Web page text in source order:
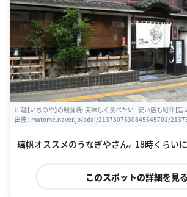
川越【いちのや】の鰻蒲焼: 美味しく食べたい : 安い店も紹介【旨
出典： matome.naver.jp/odai/2137307530845545701/
璃帆オススメのうなぎやさん。18時くらい
このスポットの詳細を見る